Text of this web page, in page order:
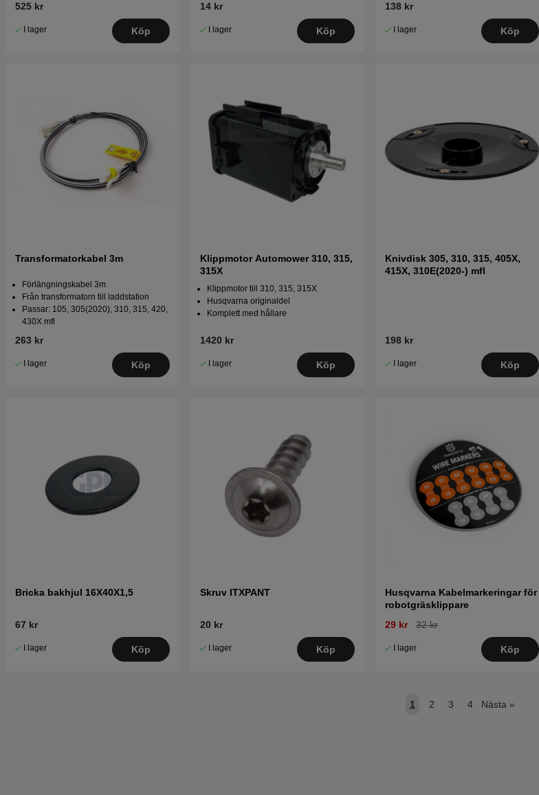
525 kr
I lager Köp
14 kr
I lager Köp
138 kr
I lager Köp
Transformatorkabel 3m
Förlängningskabel 3m
Från transformatorn till laddstation
Passar: 105, 305(2020), 310, 315, 420,
430X mfl
263 kr
I lager Köp
Klippmotor Automower 310, 315,
315X
Klippmotor till 310, 315, 315X
Husqvarna originaldel
Komplett med hållare
1420 kr
I lager Köp
Knivdisk 305, 310, 315, 405X,
415X, 310E(2020-) mfl
198 kr
I lager Köp
Bricka bakhjul 16X40X1,5
67 kr
I lager Köp
Skruv ITXPANT
20 kr
I lager Köp
Husqvarna Kabelmarkeringar för
robotgräsklippare
29 kr
32 kr
I lager Köp
1 2 3 4 Nästa »